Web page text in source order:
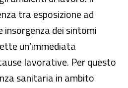
tra esposizione ad
insorgenza dei sintomi
un’immediata
lavorative. Per questo
sanitaria in ambito